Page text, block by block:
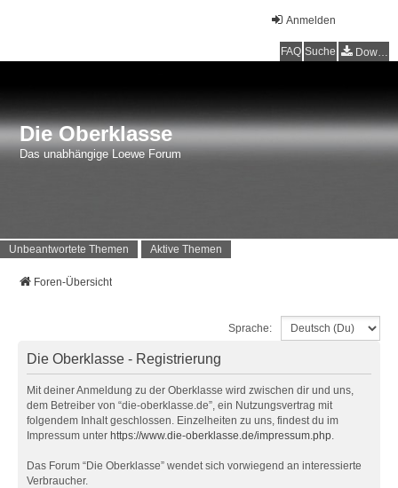
Anmelden
FAQ Suche Downloads
Die Oberklasse
Das unabhängige Loewe Forum
Unbeantwortete Themen Aktive Themen
Foren-Übersicht
Sprache:
Die Oberklasse - Registrierung
Mit deiner Anmeldung zu der Oberklasse wird zwischen dir und uns,
dem Betreiber von “die-oberklasse.de”, ein Nutzungsvertrag mit
folgendem Inhalt geschlossen. Einzelheiten zu uns, findest du im
Impressum unter https://www.die-oberklasse.de/impressum.php.
Das Forum “Die Oberklasse” wendet sich vorwiegend an interessierte
Verbraucher.